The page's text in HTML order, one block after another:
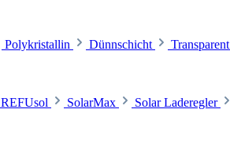
Polykristallin Dünnschicht Transparent
REFUsol SolarMax Solar Laderegler